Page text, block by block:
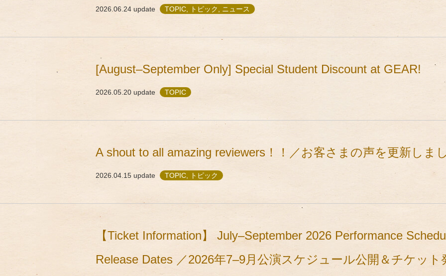
2026.06.24 update TOPIC, トピック, ニュース
[August–September Only] Special Student Discount at GEAR!
2026.05.20 update TOPIC
A shout to all amazing reviewers！！／お客さまの声を更新しま
2026.04.15 update TOPIC, トピック
【Ticket Information】 July–September 2026 Performance
Release Dates ／2026年7–9月公演スケジュール公開＆チケット